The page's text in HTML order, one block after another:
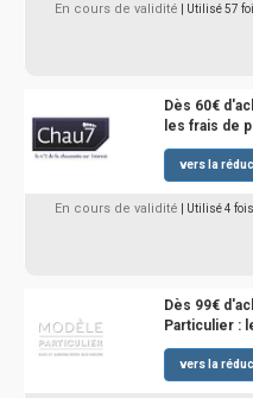
En cours de validité | Utilisé 57
Dès 60€
les frais de
vers la
En cours de validité | Utilisé 4 fois
Dès 99€
Particulier :
vers la